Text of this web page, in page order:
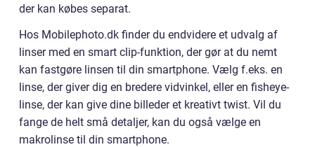
der kan købes separat.
Hos Mobilephoto.dk finder du endvidere et udvalg af
linser med en smart clip-funktion, der gør at du nemt
kan fastgøre linsen til din smartphone. Vælg f.eks. en
linse, der giver dig en bredere vidvinkel, eller en fisheye-
linse, der kan give dine billeder et kreativt twist. Vil du
fange de helt små detaljer, kan du også vælge en
makrolinse til din smartphone.